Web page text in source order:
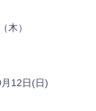
木）
12日(日)